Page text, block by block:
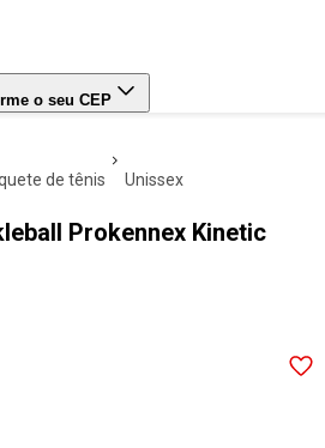
o seu CEP
de tênis unissex
Prokennex Kinetic